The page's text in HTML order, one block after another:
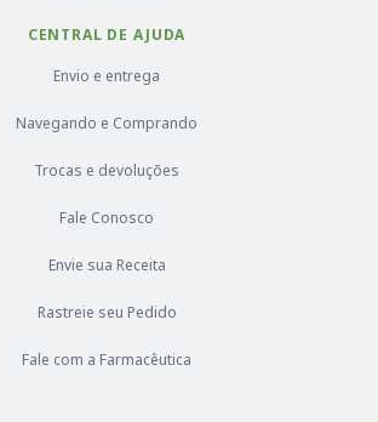
CENTRAL DE AJUDA
Envio e entrega
Navegando e Comprando
Trocas e devoluções
Fale Conosco
Envie sua Receita
Rastreie seu Pedido
Fale com a Farmacêutica